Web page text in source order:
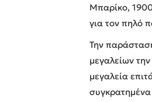
Μπαρίκο,
για τον πηλό
Την
μεγαλείων
μεγαλεία